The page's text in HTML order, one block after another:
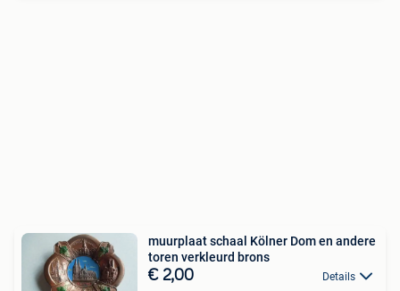
muurplaat schaal Kölner Dom en andere
toren verkleurd brons
€ 2,00 Details